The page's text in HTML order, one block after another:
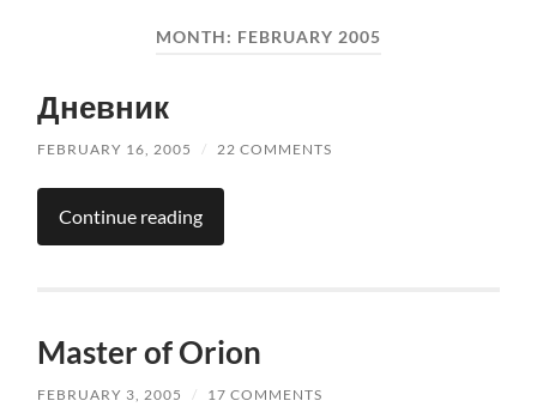
MONTH: FEBRUARY 2005
Дневник
FEBRUARY 16, 2005 / 22 COMMENTS
Continue reading
Master of Orion
FEBRUARY 3, 2005 / 17 COMMENTS